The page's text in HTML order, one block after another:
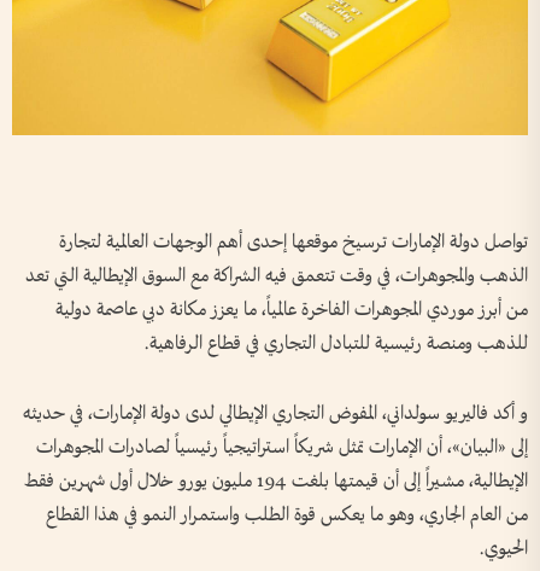
تواصل دولة الإمارات ترسيخ موقعها إحدى أهم الوجهات العالمية لتجارة
الذهب والمجوهرات، في وقت تتعمق فيه الشراكة مع السوق الإيطالية التي تعد
من أبرز موردي المجوهرات الفاخرة عالمياً، ما يعزز مكانة دبي عاصمة دولية
للذهب ومنصة رئيسية للتبادل التجاري في قطاع الرفاهية.
و أكد فاليريو سولداني، المفوض التجاري الإيطالي لدى دولة الإمارات، في حديثه
إلى «البيان»، أن الإمارات تمثل شريكاً استراتيجياً رئيسياً لصادرات المجوهرات
الإيطالية، مشيراً إلى أن قيمتها بلغت 194 مليون يورو خلال أول شهرين فقط
من العام الجاري، وهو ما يعكس قوة الطلب واستمرار النمو في هذا القطاع
الحيوي.